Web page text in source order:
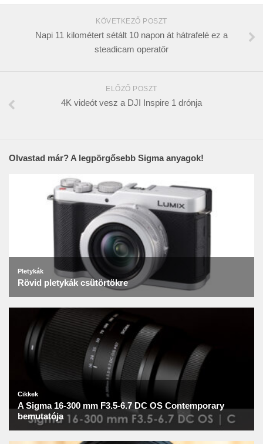
KÖVETKEZŐ POSZT
Napi 11 kilométert sétált 10 napon át hátrafelé ez a
steadicam operatőr
ELŐZŐ POSZT
4K videót vesz a DJI Inspire 1 drónja
Olvastad már? A legpörgősebb Sigma anyagok!